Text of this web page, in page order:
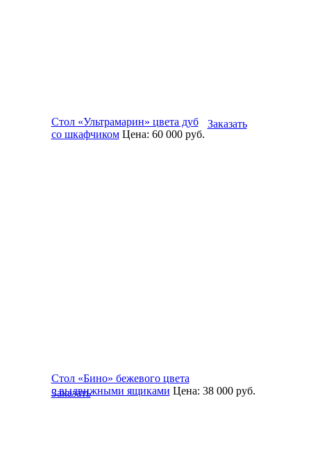
Стол «Ультрамарин» цвета дуб
со шкафчиком Цена: 60 000руб.
Заказать
Стол «Бино» бежевого цвета
с выдвижными ящиками Цена: 38 000руб.
Заказать